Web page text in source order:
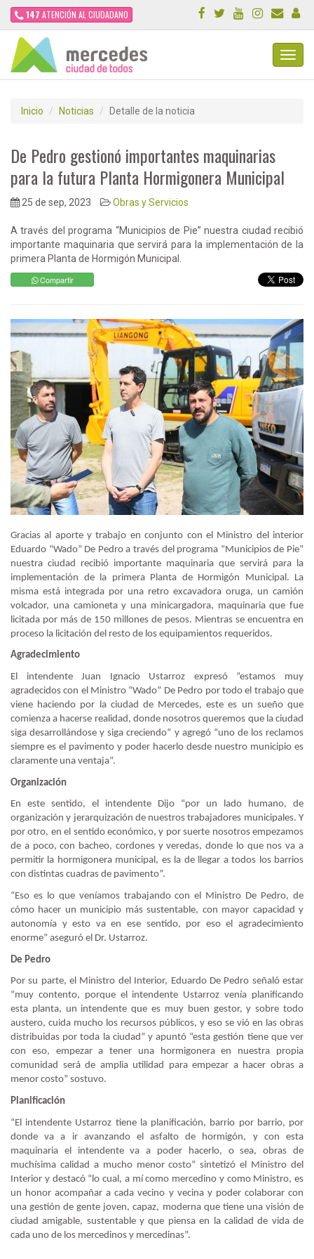
147 ATENCIÓN AL CIUDADANO
Inicio Noticias Detalle de la noticia
De Pedro gestionó importantes maquinarias
para la futura Planta Hormigonera Municipal
25 de sep, 2023 Obras y Servicios
A través del programa “Municipios de Pie” nuestra ciudad recibió
importante maquinaria que servirá para la implementación de la
primera Planta de Hormigón Municipal.
Compartir
Gracias al aporte y trabajo en conjunto con el Ministro del interior
Eduardo “Wado” De Pedro a través del programa “Municipios de Pie”
nuestra ciudad recibió importante maquinaria que servirá para la
implementación de la primera Planta de Hormigón Municipal. La
misma está integrada por una retro excavadora oruga, un camión
volcador, una camioneta y una minicargadora, maquinaria que fue
licitada por más de 150 millones de pesos. Mientras se encuentra en
proceso la licitación del resto de los equipamientos requeridos.
Agradecimiento
El intendente Juan Ignacio Ustarroz expresó “estamos muy
agradecidos con el Ministro “Wado” De Pedro por todo el trabajo que
viene haciendo por la ciudad de Mercedes, este es un sueño que
comienza a hacerse realidad, donde nosotros queremos que la ciudad
siga desarrollándose y siga creciendo” y agregó “uno de los reclamos
siempre es el pavimento y poder hacerlo desde nuestro municipio es
claramente una ventaja”.
Organización
En este sentido, el intendente Dijo “por un lado humano, de
organización y jerarquización de nuestros trabajadores municipales. Y
por otro, en el sentido económico, y por suerte nosotros empezamos
de a poco, con bacheo, cordones y veredas, donde lo que nos va a
permitir la hormigonera municipal, es la de llegar a todos los barrios
con distintas cuadras de pavimento”.
“Eso es lo que veníamos trabajando con el Ministro De Pedro, de
cómo hacer un municipio más sustentable, con mayor capacidad y
autonomía y esto va en ese sentido, por eso el agradecimiento
enorme” aseguró el Dr. Ustarroz.
De Pedro
Por su parte, el Ministro del Interior, Eduardo De Pedro señaló estar
“muy contento, porque el intendente Ustarroz venía planificando
esta planta, un intendente que es muy buen gestor, y sobre todo
austero, cuida mucho los recursos públicos, y eso se vió en las obras
distribuidas por toda la ciudad” y apuntó “esta gestión tiene que ver
con eso, empezar a tener una hormigonera en nuestra propia
comunidad será de amplia utilidad para empezar a hacer obras a
menor costo” sostuvo.
Planificación
“El intendente Ustarroz tiene la planificación, barrio por barrio, por
donde va a ir avanzando el asfalto de hormigón, y con esta
maquinaria el intendente va a poder hacerlo, o sea, obras de
muchísima calidad a mucho menor costo” sintetizó el Ministro del
Interior y destacó “lo cual, a mí como mercedino y como Ministro, es
un honor acompañar a cada vecino y vecina y poder colaborar con
una gestión de gente joven, capaz, moderna que tiene una visión de
ciudad amigable, sustentable y que piensa en la calidad de vida de
cada uno de los mercedinos y mercedinas”.